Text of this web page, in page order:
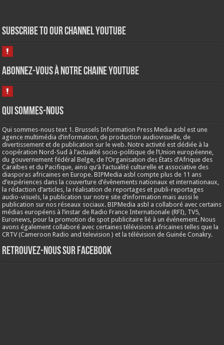
Subscribe to our Channel Youtube
Abonnez-vous à notre chaine Youtube
Qui sommes-nous
Qui sommes-nous text 1. Brussels Information Press Media asbl est une
agence multimédia d’information, de production audiovisuelle, de
divertissement et de publication sur le web. Notre activité est dédiée à la
coopération Nord-Sud à l’actualité socio-politique de l’Union européenne,
du gouvernement fédéral Belge, de l’Organisation des États d’Afrique des
Caraïbes et du Pacifique, ainsi qu’à l’actualité culturelle et associative des
diasporas africaines en Europe. BIPMedia asbl compte plus de 11 ans
d’expériences dans la couverture d’évènements nationaux et internationaux,
la rédaction d’articles, la réalisation de reportages et publi-reportages
audio-visuels, la publication sur notre site d’information mais aussi le
publication sur nos réseaux sociaux. BIPMedia asbl a collaboré avec certains
médias européens à l’instar de Radio France Internationale (RFI), TV5,
Euronews, pour la promotion de spot publicitaire lié à un événement. Nous
avons également collaboré avec certaines télévisions africaines telles que la
CRTV (Cameroon Radio and television ) et la télévision de Guinée Conakry.
Retrouvez-nous sur Facebook